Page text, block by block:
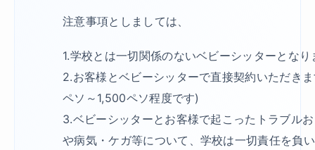
注意事項としましては、
1.学校とは一切関係のないベビーシッターとなり
2.お客様とベビーシッターで直接契約いただき
ペソ～1,500ペソ程度です)
3.ベビーシッターとお客様で起こったトラブル
や病気・ケガ等について、学校は一切責任を負